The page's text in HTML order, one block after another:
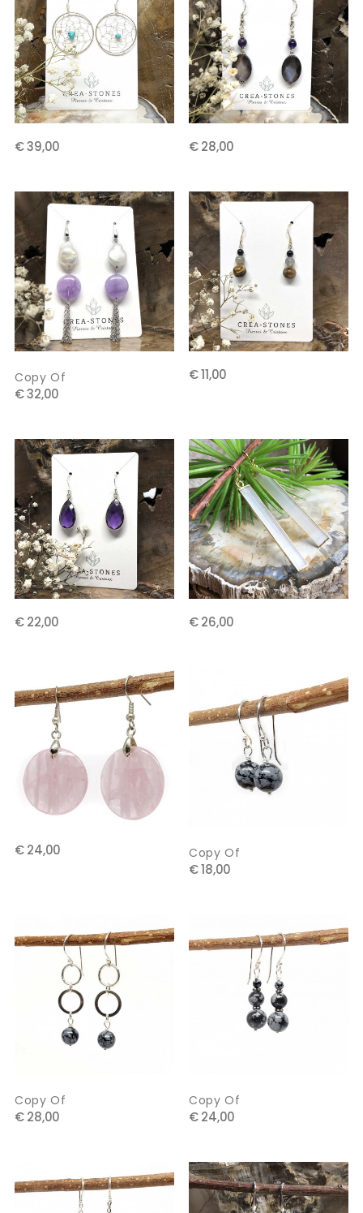
€ 39,00 € 28,00
Copy Of
€ 32,00
€ 11,00
€ 22,00 € 26,00
€ 24,00 Copy Of
€ 18,00
Copy Of
€ 28,00
Copy Of
€ 24,00